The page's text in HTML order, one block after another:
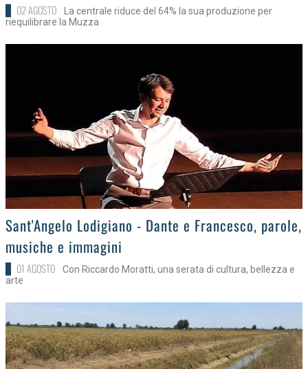
02 AGOSTO
La centrale riduce del 64% la sua produzione per
riequilibrare la Muzza
>
Sant'Angelo Lodigiano - Dante e Francesco, parole,
musiche e immagini
01 AGOSTO
Con Riccardo Moratti, una serata di cultura, bellezza e
arte